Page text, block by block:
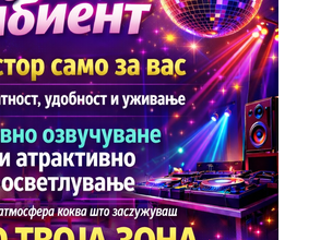
врвот на среќата
на Сонцето и Меркур, Девиците
моќта на организацијата,
успех. Овој месец ќе им донесе
раст, јакнење на
за подобрување на односите со
септември е време кога сè се мести